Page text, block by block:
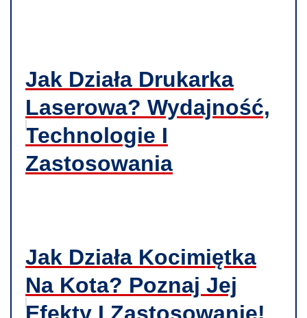
Jak Działa Drukarka
Laserowa? Wydajność,
Technologie I
Zastosowania
Jak Działa Kocimiętka
Na Kota? Poznaj Jej
Efekty I Zastosowanie!